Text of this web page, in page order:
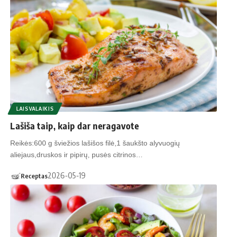
LAISVALAIKIS
Lašiša taip, kaip dar neragavote
Reikės:600 g šviežios lašišos filė,1 šaukšto alyvuogių
aliejaus,druskos ir pipirų, pusės citrinos…
Receptas2026-05-19